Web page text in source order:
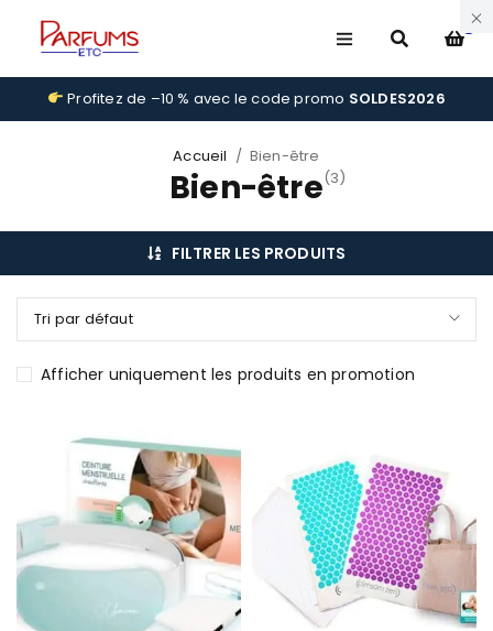
0
Profitez de –10 % avec le code promo SOLDES2026
Accueil / Bien-être
Bien-être(3)
FILTRER LES PRODUITS
Tri par défaut
Afficher uniquement les produits en promotion